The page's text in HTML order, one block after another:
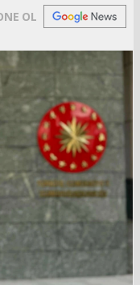
OL